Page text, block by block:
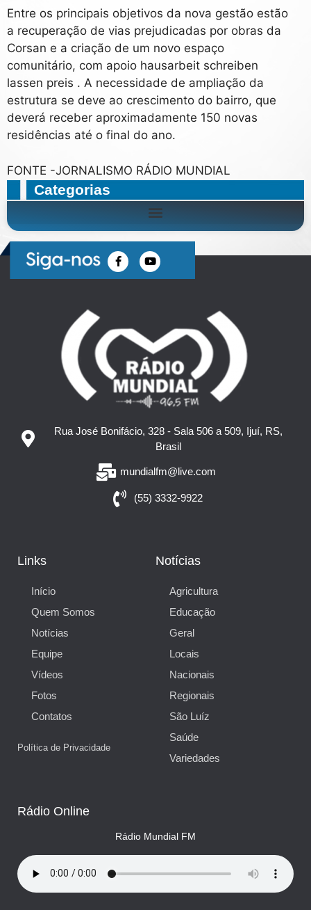
Entre os principais objetivos da nova gestão estão
a recuperação de vias prejudicadas por obras da
Corsan e a criação de um novo espaço
comunitário, com apoio hausarbeit schreiben
lassen preis . A necessidade de ampliação da
estrutura se deve ao crescimento do bairro, que
deverá receber aproximadamente 150 novas
residências até o final do ano.
FONTE -JORNALISMO RÁDIO MUNDIAL
Categorias
Rua José Bonifácio, 328 - Sala 506 a 509, Ijuí, RS,
Brasil
mundialfm@live.com
(55) 3332-9922
Links
Início
Quem Somos
Notícias
Equipe
Vídeos
Fotos
Contatos
Política de Privacidade
Notícias
Agricultura
Educação
Geral
Locais
Nacionais
Regionais
São Luíz
Saúde
Variedades
Rádio Online
Rádio Mundial FM